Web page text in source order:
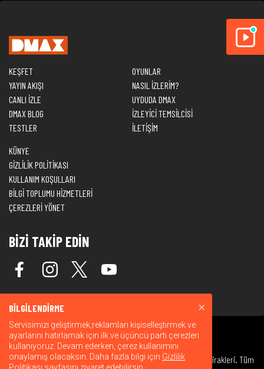
KEŞFET
YAYIN AKIŞI
CANLI İZLE
DMAX BLOG
TESTLER
OYUNLAR
NASIL İZLERİM?
UYDUDA DMAX
İZLEYİCİ TEMSİLCİSİ
İLETİŞİM
KÜNYE
GİZLİLİK POLİTİKASI
KULLANIM KOŞULLARI
BİLGİ TOPLUMU HİZMETLERİ
ÇEREZLERİ YÖNET
BİZİ TAKİP EDİN
© 2026 Warner Bros. Discovery, Inc. veya bağlı kuruluşları ve iştirakleri. Tüm
BİLGİLENDİRME
Servisimizi geliştirmek,reklamları kişiselleştirmek ve
ayarlarını hatırlamak için ilk ve üçüncü parti çerezleri
kullanıyoruz. Devam ederken, çerez kullanımını
onaylamış olacaksın. Daha fazla bilgi için Gizlilik